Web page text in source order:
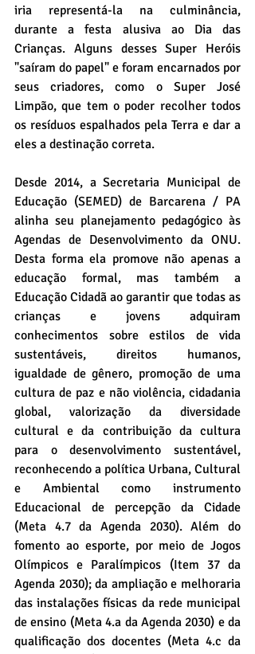
iria representá-la na culminância,
durante a festa alusiva ao Dia das
Crianças. Alguns desses Super Heróis
"saíram do papel" e foram encarnados por
seus criadores, como o Super José
Limpão, que tem o poder recolher todos
os resíduos espalhados pela Terra e dar a
eles a destinação correta.
Desde 2014, a Secretaria Municipal de
Educação (SEMED) de Barcarena / PA
alinha seu planejamento pedagógico às
Agendas de Desenvolvimento da ONU.
Desta forma ela promove não apenas a
educação formal, mas também a
Educação Cidadã ao garantir que todas as
crianças e jovens adquiram
conhecimentos sobre estilos de vida
sustentáveis, direitos humanos,
igualdade de gênero, promoção de uma
cultura de paz e não violência, cidadania
global, valorização da diversidade
cultural e da contribuição da cultura
para o desenvolvimento sustentável,
reconhecendo a política Urbana, Cultural
e Ambiental como instrumento
Educacional de percepção da Cidade
(Meta 4.7 da Agenda 2030). Além do
fomento ao esporte, por meio de Jogos
Olímpicos e Paralímpicos (Item 37 da
Agenda 2030); da ampliação e melhoraria
das instalações físicas da rede municipal
de ensino (Meta 4.a da Agenda 2030) e da
qualificação dos docentes (Meta 4.c da